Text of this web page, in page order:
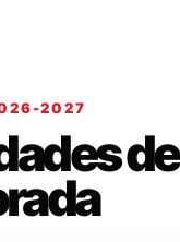
2027
de